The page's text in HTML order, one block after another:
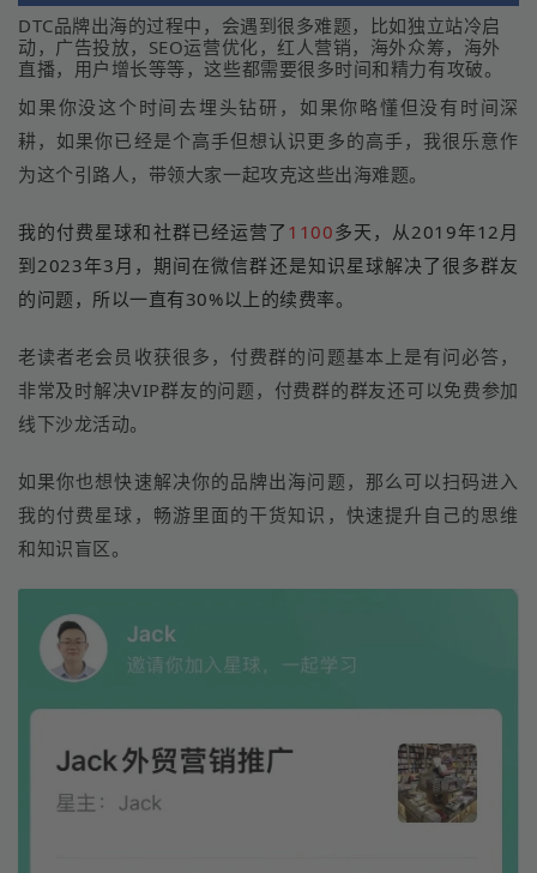
DTC品牌出海的过程中，会遇到很多难题，比如独立站冷启
动，广告投放，SEO运营优化，红人营销，海外众筹，海外
直播，用户增长等等，这些都需要很多时间和精力有攻破。
如果你没这个时间去埋头钻研，如果你略懂但没有时间深
耕，如果你已经是个高手但想认识更多的高手，我很乐意作
为这个引路人，带领大家一起攻克这些出海难题。
我的付费星球和社群已经运营了 1100多天，从2019年12月
到2023年3月，期间在微信群还是知识星球解决了很多群友
的问题，所以一直有30%以上的续费率。
老读者老会员收获很多，付费群的问题基本上是有问必答，
非常及时解决VIP群友的问题，付费群的群友还可以免费参加
线下沙龙活动。
如果你也想快速解决你的品牌出海问题，那么可以扫码进入
我的付费星球，畅游里面的干货知识，快速提升自己的思维
和知识盲区。